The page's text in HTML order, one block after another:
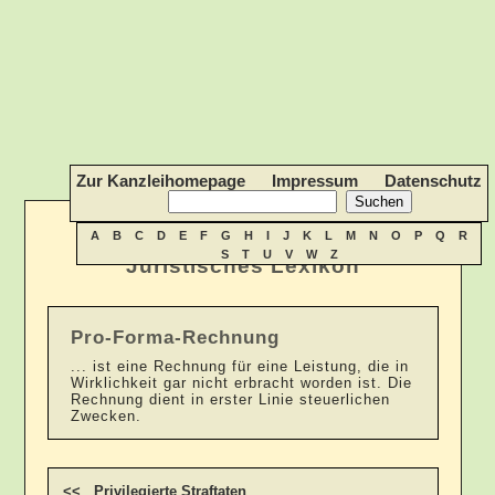
Juristisches Lexikon
Zur Kanzleihomepage Impressum Datenschutz
A B C D E F G H I J K L M N O P Q
R
S
T U V W Z
Pro-Forma-Rechnung
... ist eine Rechnung für eine Leistung, die in
Wirklichkeit gar nicht erbracht worden ist. Die
Rechnung dient in erster Linie steuerlichen
Zwecken.
<< Privilegierte Straftaten